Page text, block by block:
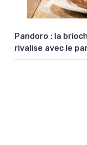
Pandoro : la
rivalise avec le